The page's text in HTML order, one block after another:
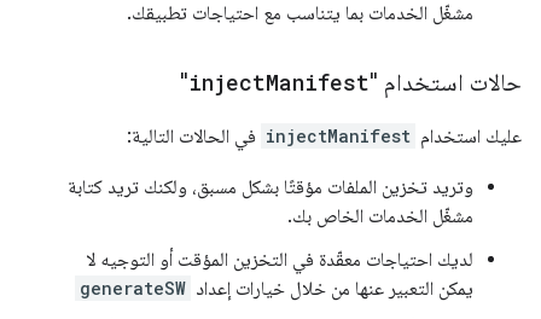
مشغّل الخدمات بما يتناسب مع احتياجات تطبيقك.
حالات استخدام " injectManifest
"
عليك استخدام injectManifest في الحالات التالية:
وتريد تخزين الملفات مؤقتًا بشكل مسبق، ولكنك تريد كتابة
مشغّل الخدمات الخاص بك.
لديك احتياجات معقّدة في التخزين المؤقت أو التوجيه لا
يمكن التعبير عنها من خلال خيارات إعداد generateSW